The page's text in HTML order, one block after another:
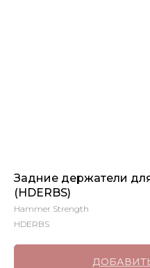
Задние держатели
(HDERBS)
Hammer Strength
HDERBS